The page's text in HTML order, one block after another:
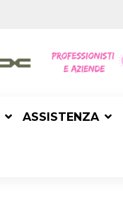
ASSISTENZA